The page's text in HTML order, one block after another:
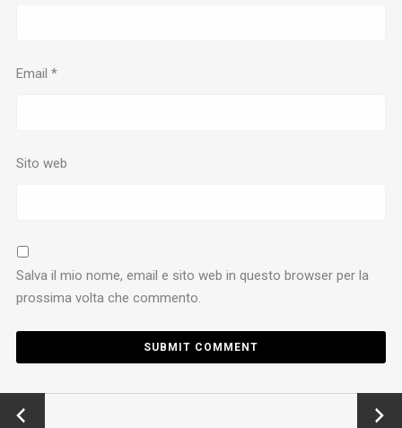
Email *
Sito web
Salva il mio nome, email e sito web in questo browser per la
prossima volta che commento.
←
Next